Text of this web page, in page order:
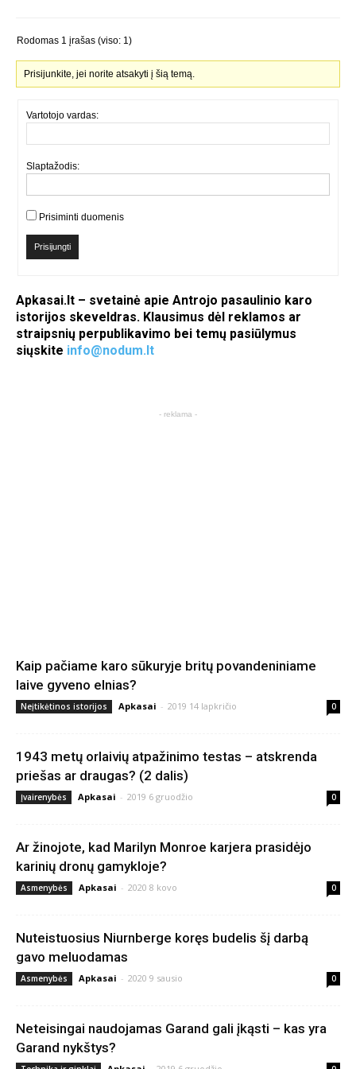
Rodomas 1 įrašas (viso: 1)
Prisijunkite, jei norite atsakyti į šią temą.
Vartotojo vardas:
Slaptažodis:
Prisiminti duomenis
Prisijungti
Apkasai.lt – svetainė apie Antrojo pasaulinio karo
istorijos skeveldras. Klausimus dėl reklamos ar
straipsnių perpublikavimo bei temų pasiūlymus
siųskite info@nodum.lt
- reklama -
Kaip pačiame karo sūkuryje britų povandeniniame
laive gyveno elnias?
Neįtikėtinos istorijos Apkasai - 2019 14 lapkričio 0
1943 metų orlaivių atpažinimo testas – atskrenda
priešas ar draugas? (2 dalis)
Įvairenybės Apkasai - 2019 6 gruodžio 0
Ar žinojote, kad Marilyn Monroe karjera prasidėjo
karinių dronų gamykloje?
Asmenybės Apkasai - 2020 8 kovo 0
Nuteistuosius Niurnberge koręs budelis šį darbą
gavo meluodamas
Asmenybės Apkasai - 2020 9 sausio 0
Neteisingai naudojamas Garand gali įkąsti – kas yra
Garand nykštys?